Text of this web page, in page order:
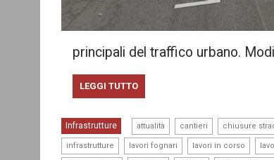
principali del traffico urbano.
LEGGI TUTTO
Infrastrutture attualità cantieri chiusure
infrastrutture lavori fognari lavori in corso